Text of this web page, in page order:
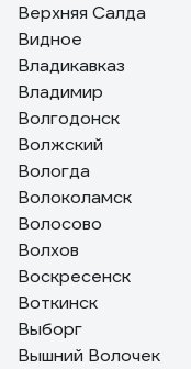
Верхняя Салда
Видное
Владикавказ
Владимир
Волгодонск
Волжский
Вологда
Волоколамск
Волосово
Волхов
Воскресенск
Воткинск
Выборг
Вышний Волочек